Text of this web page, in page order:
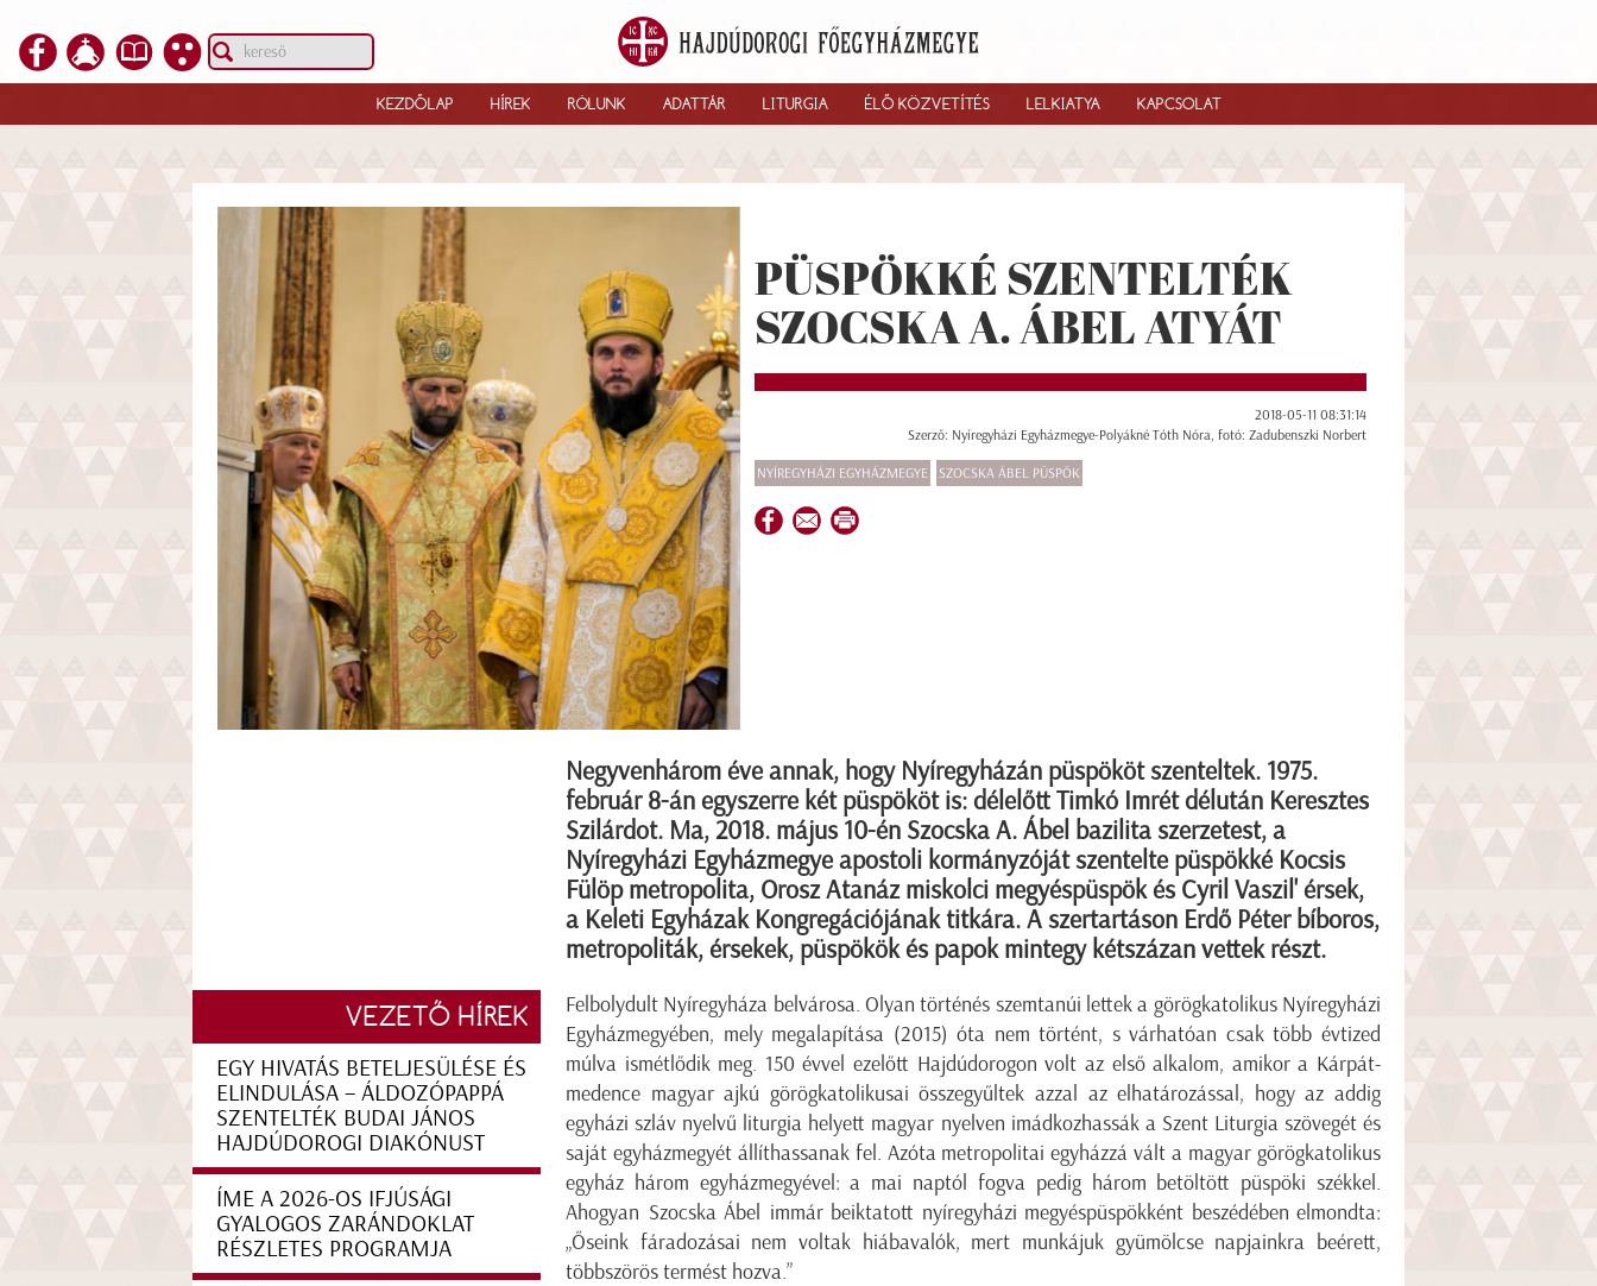
KEZDŐLAP HÍREK RÓLUNK ADATTÁR LITURGIA ÉLŐ KÖZVETÍTÉS LELKIATYA KAPCSOLAT
PÜSPÖKKÉ SZENTELTÉK
SZOCSKA A. ÁBEL ATYÁT
2018-05-11 08:31:14
Szerző: Nyíregyházi Egyházmegye-Polyákné Tóth Nóra, fotó: Zadubenszki Norbert
NYÍREGYHÁZI EGYHÁZMEGYE SZOCSKA ÁBEL PÜSPÖK
Negyvenhárom éve annak, hogy Nyíregyházán püspököt szenteltek. 1975.
február 8-án egyszerre két püspököt is: délelőtt Timkó Imrét délután Keresztes
Szilárdot. Ma, 2018. május 10-én Szocska A. Ábel bazilita szerzetest, a
Nyíregyházi Egyházmegye apostoli kormányzóját szentelte püspökké Kocsis
Fülöp metropolita, Orosz Atanáz miskolci megyéspüspök és Cyril Vaszil' érsek,
a Keleti Egyházak Kongregációjának titkára. A szertartáson Erdő Péter bíboros,
metropoliták, érsekek, püspökök és papok mintegy kétszázan vettek részt.
Felbolydult Nyíregyháza belvárosa. Olyan történés szemtanúi lettek a görögkatolikus Nyíregyházi
Egyházmegyében, mely megalapítása (2015) óta nem történt, s várhatóan csak több évtized
múlva ismétlődik meg. 150 évvel ezelőtt Hajdúdorogon volt az első alkalom, amikor a Kárpát-
medence magyar ajkú görögkatolikusai összegyűltek azzal az elhatározással, hogy az addig
egyházi szláv nyelvű liturgia helyett magyar nyelven imádkozhassák a Szent Liturgia szövegét és
saját egyházmegyét állíthassanak fel. Azóta metropolitai egyházzá vált a magyar görögkatolikus
egyház három egyházmegyével: a mai naptól fogva pedig három betöltött püspöki székkel.
Ahogyan Szocska Ábel immár beiktatott nyíregyházi megyéspüspökként beszédében elmondta:
„Őseink fáradozásai nem voltak hiábavalók, mert munkájuk gyümölcse napjainkra beérett,
többszörös termést hozva.”
VEZETŐ HÍREK
EGY HIVATÁS BETELJESÜLÉSE ÉS
ELINDULÁSA – ÁLDOZÓPAPPÁ
SZENTELTÉK BUDAI JÁNOS
HAJDÚDOROGI DIAKÓNUST
ÍME A 2026-OS IFJÚSÁGI
GYALOGOS ZARÁNDOKLAT
RÉSZLETES PROGRAMJA